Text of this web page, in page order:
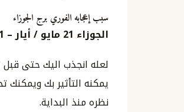
سبب إعجابه الفوري برج الجوزاء
الجوزاء 21 مايو/أيار–
لعله انجذب اليك حتى
يمكنه التأثير بك
نظره منذ البداية.